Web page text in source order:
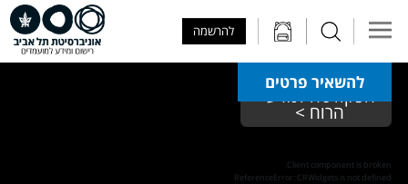
להרשמה
להשאיר פרטים
הפקולטה למדעי
הרוח >
Client component is broken.
ReferenceError: CRWidgets is not defined